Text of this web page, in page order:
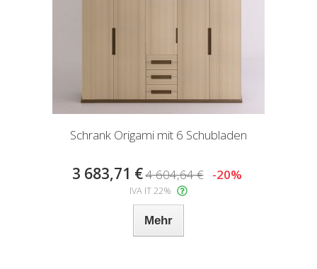
Schrank Origami mit 6 Schubladen
3 683,71 €4 604,64 € -20%
IVA IT 22%
Mehr